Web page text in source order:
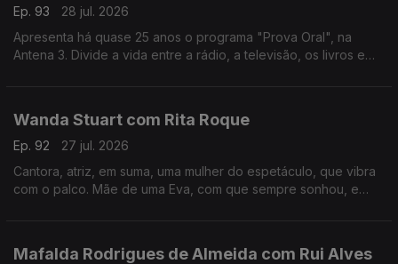
Ep. 93
28 jul. 2026
Apresenta há quase 25 anos o programa "Prova Oral", na
Antena 3. Divide a vida entre a rádio, a televisão, os livros e
Wanda Stuart com Rita Roque
Ep. 92
27 jul. 2026
Cantora, atriz, em suma, uma mulher do espetáculo, que vibra
com o palco. Mãe de uma Eva, com que sempre sonhou, e
Mafalda Rodrigues de Almeida com Rui Alves